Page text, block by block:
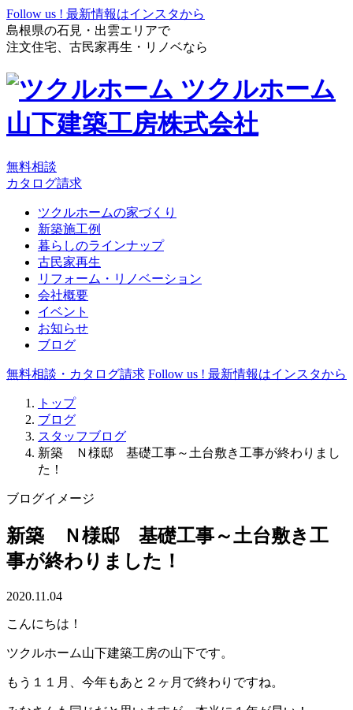
Follow us ! 最新情報はインスタから
島根県の石見・出雲エリアで
注文住宅、古民家再生・リノベなら
ツクルホーム
山下建築工房株式会社
無料相談
カタログ請求
ツクルホームの家づくり
新築施工例
暮らしのラインナップ
古民家再生
リフォーム・リノベーション
会社概要
イベント
お知らせ
ブログ
無料相談・カタログ請求 Follow us ! 最新情報はインスタから
トップ
ブログ
スタッフブログ
新築 Ｎ様邸 基礎工事～土台敷き工事が終わりまし
た！
ブログイメージ
新築 Ｎ様邸 基礎工事～土台敷き工
事が終わりました！
2020.11.04
こんにちは！
ツクルホーム山下建築工房の山下です。
もう１１月、今年もあと２ヶ月で終わりですね。